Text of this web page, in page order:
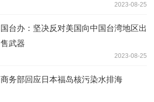
2023-08-25
国台办：坚决反对美国向中国台湾地区出
售武器
2023-08-25
商务部回应日本福岛核污染水排海